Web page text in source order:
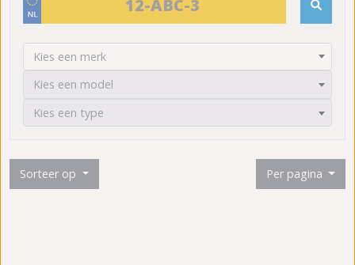
Kies een merk
Kies een model
Kies een type
Sorteer op Per pagina